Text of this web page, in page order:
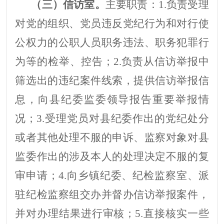
（三）信访室。 主要职责： 1.负责受理
对党的组织、党员违反党纪行为和对行使
公权力的公职人员职务违法、职务犯罪行
为等的检举、控告； 2.负责从信访举报中
筛选出的违纪案件线索，提供信访举报信
息，向县纪委监委领导报告重要举报情
况 ； 3.受理党员对县纪委作出的党纪处分
或者其他处理不服的申诉、监察对象对县
监委作出的涉及本人的处理决定不服的复
审申请；4.向乡镇纪委、纪检监察室、派
驻纪检监察组交办并督办信访举报案件，
并对办理结果进行审核 ； 5.直接核实一些